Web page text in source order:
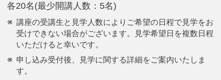
各20名(最少開講人数：5名)
講座の受講生と見学人数によりご希望の日程で見学をお
受けできない場合がございます。見学希望日を複数日程
いただけると幸いです。
申し込み受付後、見学に関する詳細をご案内いたしま
す。